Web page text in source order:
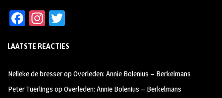
Fa
b
oo
k
In
ag
m
tt
LAATSTE REACTIES
Nelleke de bresseropOverleden: Annie Bolenius – Berkelmans
Peter Tuerlings opOverleden: Annie Bolenius – Berkelmans